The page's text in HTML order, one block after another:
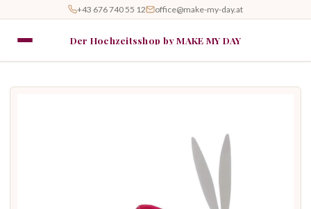
+43 676 740 55 12 office@make-my-day.at
Der Hochzeitsshop by MAKE MY DAY